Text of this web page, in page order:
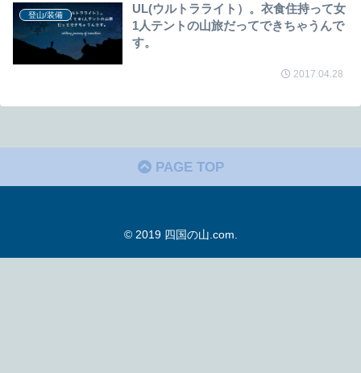
登山/装備
UL(ウルトラライト）。衣食住持って女
1人テントの山旅だってできちゃうんで
す。
2017.04.28
PAGE TOP
© 2019 四国の山.com.